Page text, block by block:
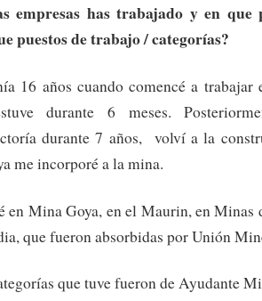
empresas has trabajado y en que
puestos de trabajo / categorías?
16 años cuando comencé a trabajar
durante 6 meses.
durante 7 años, volví a la
me incorporé a la mina.
en Mina Goya, en el Maurin, en Minas
que fueron absorbidas por Unión
que tuve fueron de Ayudante